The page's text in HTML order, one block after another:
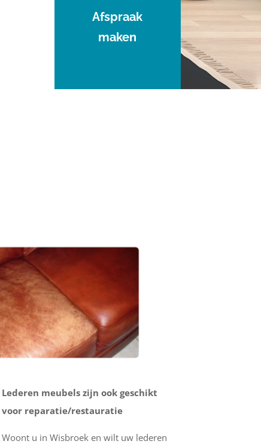
Afspraak
maken
Lederen meubels zijn ook geschikt
voor reparatie/restauratie
Woont u in Wisbroek en wilt uw lederen